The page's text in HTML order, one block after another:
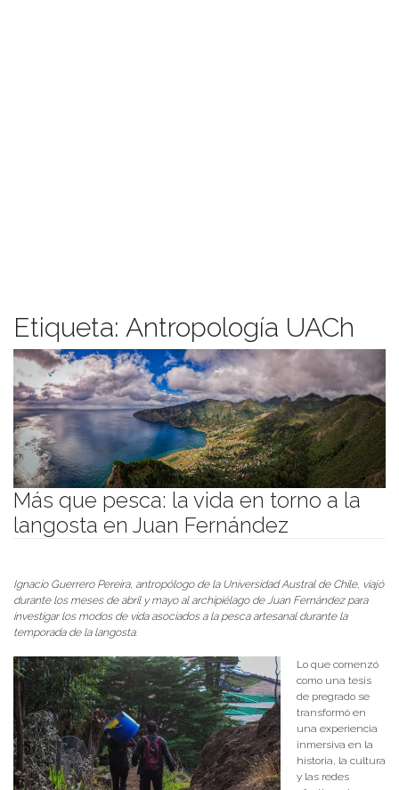
Etiqueta: Antropología UACh
Más que pesca: la vida en torno a la
langosta en Juan Fernández
Ignacio Guerrero Pereira, antropólogo de la Universidad Austral de Chile, viajó
durante los meses de abril y mayo al archipiélago de Juan Fernández para
investigar los modos de vida asociados a la pesca artesanal durante la
temporada de la langosta.
Lo que comenzó
como una tesis
de pregrado se
transformó en
una experiencia
inmersiva en la
historia, la cultura
y las redes